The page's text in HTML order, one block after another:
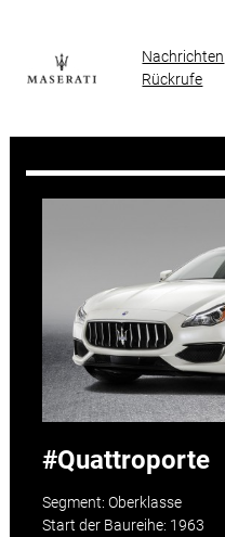
Nachrichten
Rückrufe
Quattroporte
Segment: Oberklasse
Start der Baureihe: 1963